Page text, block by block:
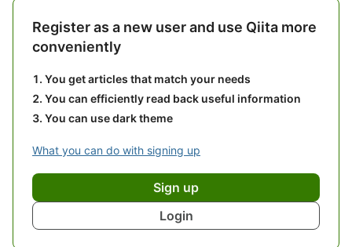
Register as a new user and use Qiita more
conveniently
You get articles that match your needs
You can efficiently read back useful information
You can use dark theme
What you can do with signing up
Sign up
Login